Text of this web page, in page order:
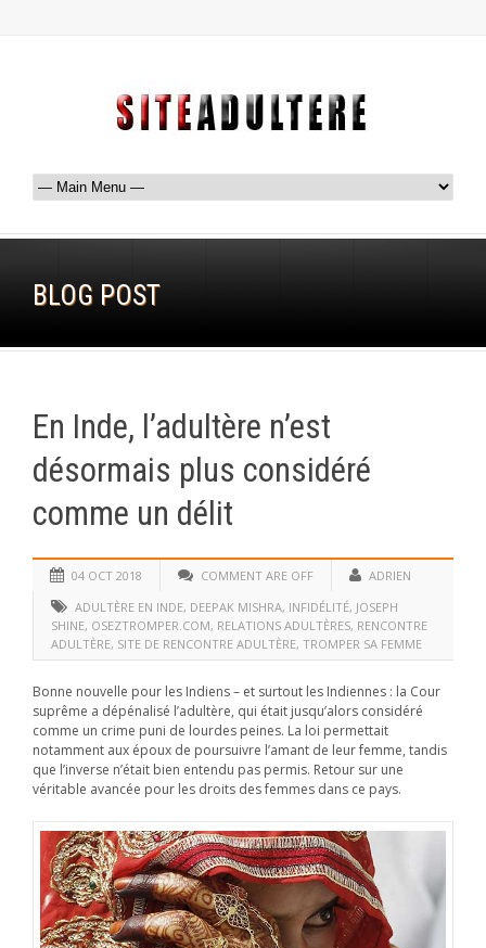
BLOG POST
En Inde, l’adultère n’est
désormais plus considéré
comme un délit
04 OCT 2018 COMMENT ARE OFF
ADRIEN
ADULTÈRE EN INDE, DEEPAK MISHRA, INFIDÉLITÉ, JOSEPH
SHINE, OSEZTROMPER.COM, RELATIONS ADULTÈRES, RENCONTRE
ADULTÈRE, SITE DE RENCONTRE ADULTÈRE, TROMPER SA FEMME
Bonne nouvelle pour les Indiens – et surtout les Indiennes : la Cour
suprême a dépénalisé l’adultère, qui était jusqu’alors considéré
comme un crime puni de lourdes peines. La loi permettait
notamment aux époux de poursuivre l’amant de leur femme, tandis
que l’inverse n’était bien entendu pas permis. Retour sur une
véritable avancée pour les droits des femmes dans ce pays.